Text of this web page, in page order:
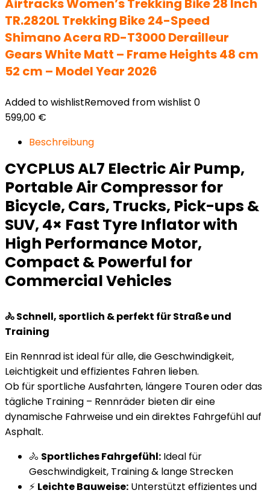
Airtracks Women’s Trekking Bike 28 Inch
TR.2820L Trekking Bike 24-Speed
Shimano Acera RD-T3000 Derailleur
Gears White Matt – Frame Heights 48 cm
52 cm – Model Year 2026
Added to wishlistRemoved from wishlist 0
599,00 €
Beschreibung
CYCPLUS AL7 Electric Air Pump,
Portable Air Compressor for
Bicycle, Cars, Trucks, Pick-ups &
SUV, 4× Fast Tyre Inflator with
High Performance Motor,
Compact & Powerful for
Commercial Vehicles
🚴 Schnell, sportlich & perfekt für Straße und
Training
Ein Rennrad ist ideal für alle, die Geschwindigkeit,
Leichtigkeit und effizientes Fahren lieben.
Ob für sportliche Ausfahrten, längere Touren oder das
tägliche Training – Rennräder bieten dir eine
dynamische Fahrweise und ein direktes Fahrgefühl auf
Asphalt.
🚴 Sportliches Fahrgefühl: Ideal für
Geschwindigkeit, Training & lange Strecken
⚡ Leichte Bauweise: Unterstützt effizientes und